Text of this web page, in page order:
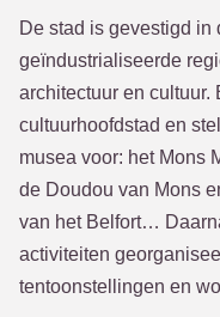
De stad is gevestigd
geïndustrialiseerde
architectuur en cultuur.
cultuurhoofdstad en
musea voor: het Mons
de Doudou van Mons
van het Belfort…
activiteiten
tentoonstellingen en